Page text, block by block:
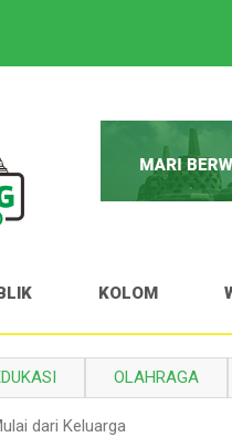
KOLOM
OLAHRAGA
dari Keluarga